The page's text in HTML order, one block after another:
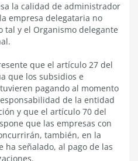
la calidad de administrador
empresa delegataria no
tal y el Organismo delegante
que el artículo 27 del
que los subsidios e
pagando al momento
de la entidad
y que el artículo 70 del
que las empresas con
también, en la
señalado, al pago de las